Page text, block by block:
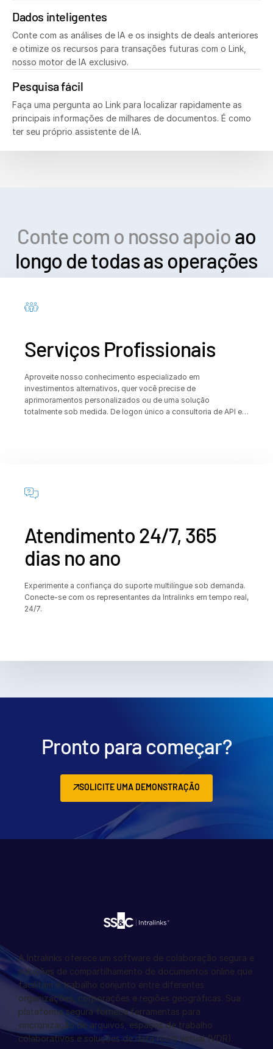
Dados inteligentes
Conte com as análises de IA e os insights de deals anteriores
e otimize os recursos para transações futuras com o Link,
nosso motor de IA exclusivo.
Pesquisa fácil
Faça uma pergunta ao Link para localizar rapidamente as
principais informações de milhares de documentos. É como
ter seu próprio assistente de IA.
Conte com o nosso apoioao
longo de todas as operações
Serviços Profissionais
Aproveite nosso conhecimento especializado em
investimentos alternativos, quer você precise de
aprimoramentos personalizados ou de uma solução
totalmente sob medida. De logon único a consultoria de API e
Atendimento 24/7, 365
dias no ano
Experimente a confiança do suporte multilíngue sob demanda.
Conecte-se com os representantes da Intralinks em tempo real,
24/7.
Pronto para começar?
SOLICITE UMA DEMONSTRAÇÃO
A Intralinks oferece um software de colaboração segura e
soluções de compartilhamento de documentos online que
facilitam o trabalho conjunto entre diferentes
organizações, corporações e regiões geográficas. Sua
plataforma segura fornece ferramentas para
sincronização de arquivos, espaços de trabalho
colaborativos e soluções de data room virtual (VDR).